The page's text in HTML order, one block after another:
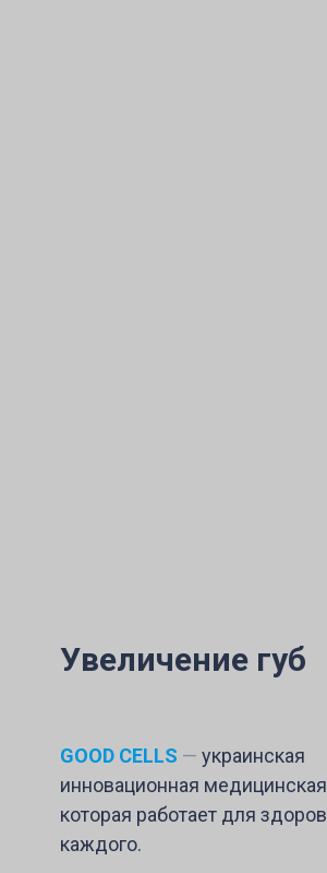
Увеличение губ
GOOD CELLS — украинская
инновационная
которая работает для
каждого.